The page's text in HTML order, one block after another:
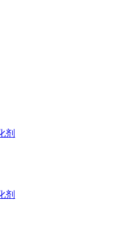
剂
剂